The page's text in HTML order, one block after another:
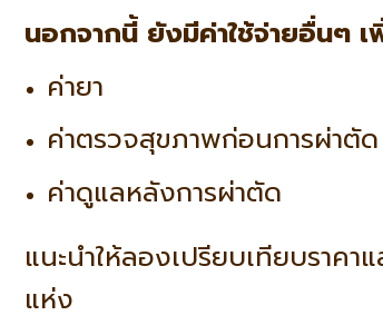
นอกจากนี้ ยังมีค่าใช้จ่ายอื่นๆ เ
ค่ายา
ค่าตรวจสุขภาพก่อนการผ่าตัด
ค่าดูแลหลังการผ่าตัด
แนะนำให้ลองเปรียบเทียบราค
แห่ง